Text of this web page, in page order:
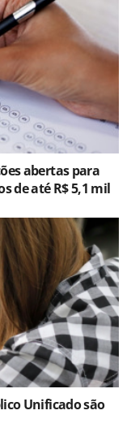
abertas para
de até R$ 5,1 mil
Unificado são